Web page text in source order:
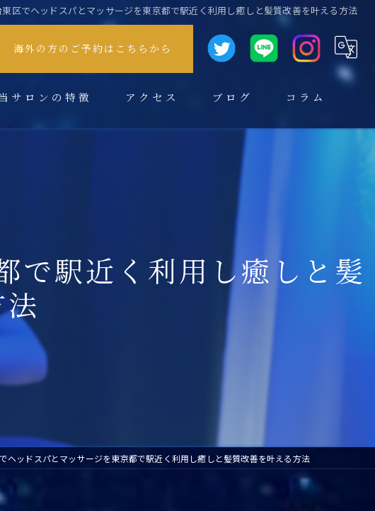
東区でヘッドスパとマッサージを東京都で駅近く利用し癒しと髪質改善を叶える方法
海外の方のご予約はこちらから
サロンの特徴
ライヘッドスパ
アクセス ブログ コラム
で駅近く利用し癒しと髪
ヘッドスパとマッサージを東京都で駅近く利用し癒しと髪質改善を叶える方法